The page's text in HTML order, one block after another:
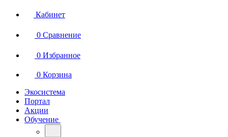
Кабинет
0 Сравнение
0 Избранное
0 Корзина
Экосистема
Портал
Акции
Обучение